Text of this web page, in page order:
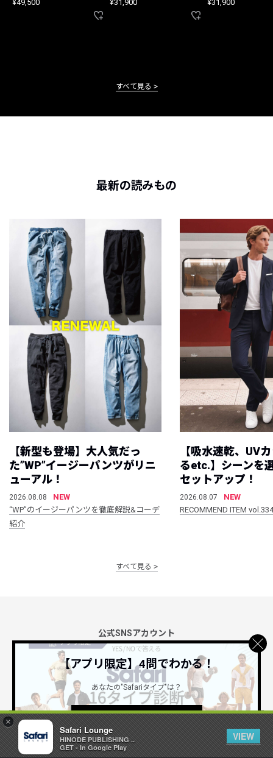
×
Safari Lounge
HINODE PUBLISHING ..
GET - In Google Play
VIEW
¥49,500 ¥31,900 ¥31,900
すべて見る
最新の読みもの
【新型も登場】大人気だっ
た”WP”イージーパンツがリニ
ューアル！
2026.08.08
NEW
“WP”のイージーパンツを徹底解説&コーデ
紹介
【吸水速乾、UV
るetc.】シーンを
セットアップ！
2026.08.07
NEW
RECOMMEND ITEM vol.334
すべて見る
公式SNSアカウント
Safari Lounge アプリ
限定の機能もあるアプリでサクサクお買い物
【アプリ限定】4問でわかる！
あなたの"Safariタイプ"は？
詳しくはこちら ＞